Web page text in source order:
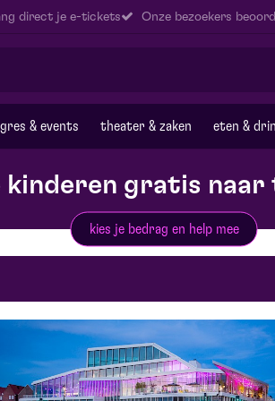
direct je e-tickets Onze bezoekers
& events theater & zaken eten &
kinderen gratis
kies je bedrag en help mee